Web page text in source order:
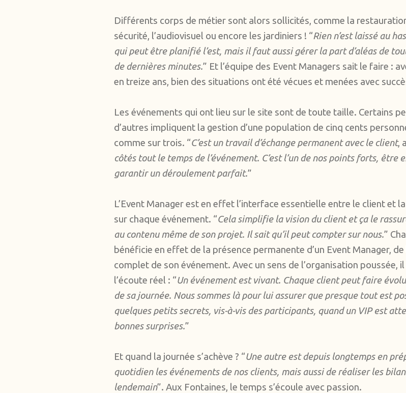
Différents corps de métier sont alors sollicités, comme la
sécurité, l’audiovisuel ou encore les jardiniers ! “Rien n’est laissé au
qui peut être planifié l’est, mais il faut aussi gérer la part d’aléas de
de dernières minutes.” Et l’équipe des Event Managers sait le faire :
en treize ans, bien des situations ont été vécues et menées avec
Les événements qui ont lieu sur le site sont de toute taille. Certains
d’autres impliquent la gestion d’une population de cinq cents
comme sur trois. “C’est un travail d’échange permanent avec le client,
côtés tout le temps de l’événement. C’est l’un de nos points forts,
garantir un déroulement parfait.”
L’Event Manager est en effet l’interface essentielle entre le client et
sur chaque événement. “Cela simplifie la vision du client et ça le
au contenu même de son projet. Il sait qu’il peut compter sur nous.”
bénéficie en effet de la présence permanente d’un Event Manager,
complet de son événement. Avec un sens de l’organisation poussée,
l’écoute réel : “Un événement est vivant. Chaque client peut faire
de sa journée. Nous sommes là pour lui assurer que presque tout est
quelques petits secrets, vis-à-vis des participants, quand un VIP est
bonnes surprises.”
Et quand la journée s’achève ? “Une autre est depuis longtemps en
quotidien les événements de nos clients, mais aussi de réaliser les
lendemain”. Aux Fontaines, le temps s’écoule avec passion.